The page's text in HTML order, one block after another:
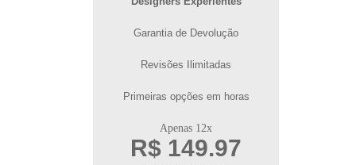
Garantia de Devolução
Revisões Ilimitadas
Primeiras opções em horas
Apenas 12x
R$ 149.97